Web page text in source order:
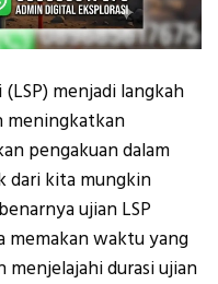
menjadi langkah
meningkatkan
pengakuan dalam
dari kita mungkin
ujian LSP
memakan waktu yang
menjelajahi durasi ujian